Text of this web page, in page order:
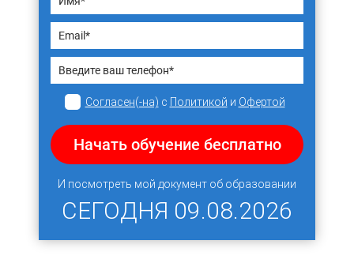
Согласен(-на) с Политикой и Офертой
Начать обучение бесплатно
И посмотреть мой документ об образовании
СЕГОДНЯ 09.08.2026